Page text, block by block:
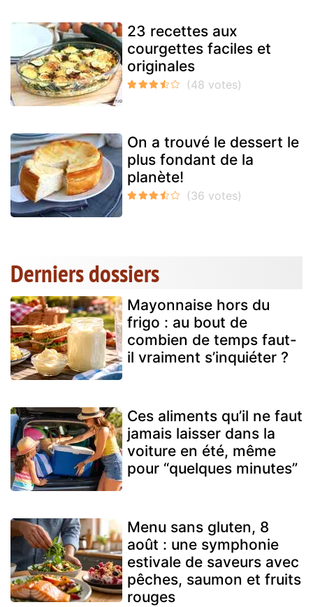
23 recettes aux
courgettes faciles et
originales
On a trouvé le dessert le
plus fondant de la
planète!
Derniers dossiers
Mayonnaise hors du
frigo : au bout de
combien de temps faut-
il vraiment s’inquiéter ?
Ces aliments qu’il ne faut
jamais laisser dans la
voiture en été, même
pour “quelques minutes”
Menu sans gluten, 8
août : une symphonie
estivale de saveurs avec
pêches, saumon et fruits
rouges